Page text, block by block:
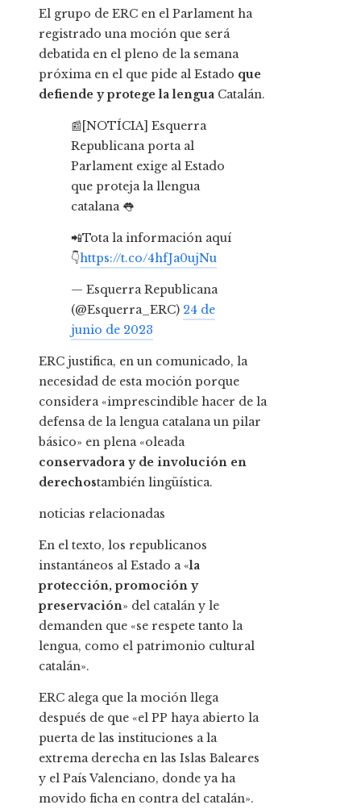
El grupo de ERC en el Parlament ha
registrado una moción que será
debatida en el pleno de la semana
próxima en el que pide al Estado que
defiende y protege la lengua Catalán.
📰[NOTÍCIA] Esquerra
Republicana porta al
Parlament exige al Estado
que proteja la llengua
catalana 👅
📲Tota la información aquí
👇https://t.co/4hfJa0ujNu
— Esquerra Republicana
(@Esquerra_ERC) 24 de
junio de 2023
ERC justifica, en un comunicado, la
necesidad de esta moción porque
considera «imprescindible hacer de la
defensa de la lengua catalana un pilar
básico» en plena «oleada
conservadora y de involución en
derechostambién lingüística.
noticias relacionadas
En el texto, los republicanos
instantáneos al Estado a «la
protección, promoción y
preservación» del catalán y le
demanden que «se respete tanto la
lengua, como el patrimonio cultural
catalán».
ERC alega que la moción llega
después de que «el PP haya abierto la
puerta de las instituciones a la
extrema derecha en las Islas Baleares
y el País Valenciano, donde ya ha
movido ficha en contra del catalán».